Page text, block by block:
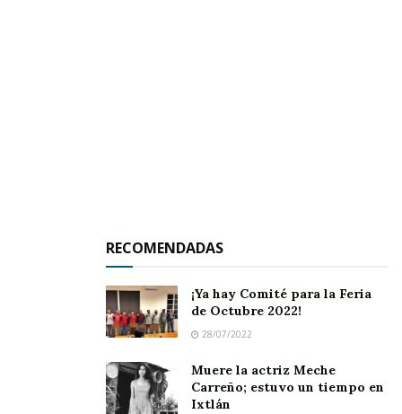
obra pública
RECOMENDADAS
¡Ya hay Comité para la Feria
de Octubre 2022!
28/07/2022
Muere la actriz Meche
Carreño; estuvo un tiempo en
Ixtlán